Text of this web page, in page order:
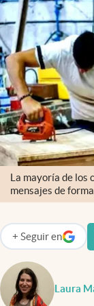
Otras
Apertura
Infotechnology
Clase
Clima
Mundial 2026
Eventos Corporativos
El Cronista Studio
abre en nueva pestaña
Argentina
La mayoría de los
mensajes de
Laura
+ Seguir en
abre en nueva